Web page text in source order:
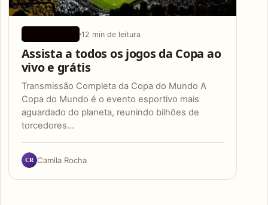
12 min de leitura
Assista a todos os jogos da Copa ao
vivo e grátis
Transmissão Completa da Copa do Mundo A
Copa do Mundo é o evento esportivo mais
aguardado do planeta, reunindo bilhões de
torcedores…
CR Camila Rocha